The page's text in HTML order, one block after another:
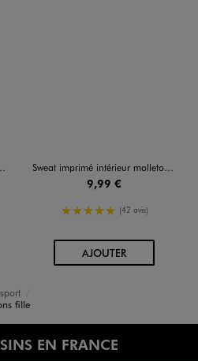
Sweat imprimé intérieur molletonné fille
9,99 €
5/5 de moyenne
(42 avis)
AJOUTERAU PANIER
fille
EN FRANCE